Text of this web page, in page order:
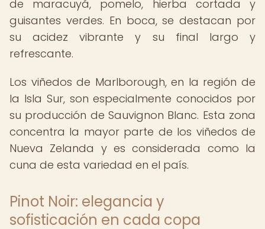
de maracuyá, pomelo, hierba cortada y
guisantes verdes. En boca, se destacan por
su acidez vibrante y su final largo y
refrescante.
Los viñedos de Marlborough, en la región de
la Isla Sur, son especialmente conocidos por
su producción de Sauvignon Blanc. Esta zona
concentra la mayor parte de los viñedos de
Nueva Zelanda y es considerada como la
cuna de esta variedad en el país.
Pinot Noir: elegancia y
sofisticación en cada copa